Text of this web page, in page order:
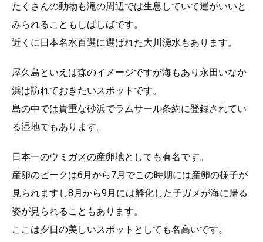
たくさんの動物も滝の周辺では生息していて運がいいと
みられることもしばしばです。
近くに日本名水百選に選ばれた大川湧水もあります。
屋久島といえば森のイメージですが海もあり永田いなか
浜は訪れておきたいスポットです。
島の中では貴重な砂浜でラムサール条約に登録されてい
る湿地でもあります。
日本一のウミガメの産卵地としても有名です。
産卵のピークは6月から7月でこの時期には産卵の様子が
見られますし8月から9月には孵化した子ガメが海に帰る
姿が見られることもあります。
ここは夕日の美しいスポットとしても名高いです。